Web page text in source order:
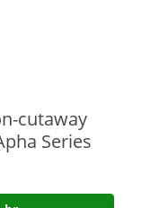
cutaway
Series